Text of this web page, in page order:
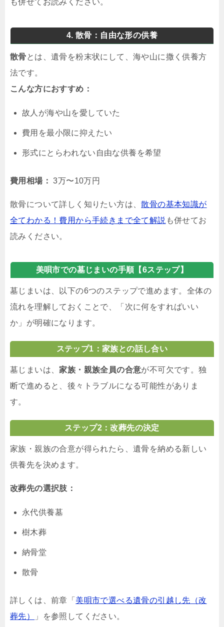
4. 散骨：自由な形の供養
散骨とは、遺骨を粉末状にして、海や山に撒く供養方
法です。
こんな方におすすめ：
故人が海や山を愛していた
費用を最小限に抑えたい
形式にとらわれない自由な供養を希望
費用相場： 3万〜10万円
散骨について詳しく知りたい方は、散骨の基本知識が
全てわかる！費用から手続きまで全て解説 も併せてお
読みください。
美唄市での墓じまいの手順【6ステップ】
墓じまいは、以下の6つのステップで進めます。全体の
流れを理解しておくことで、「次に何をすればいい
か」が明確になります。
ステップ1：家族との話し合い
墓じまいは、 家族・親族全員の合意が不可欠です。独
断で進めると、後々トラブルになる可能性がありま
す。
ステップ2：改葬先の決定
家族・親族の合意が得られたら、遺骨を納める新しい
供養先を決めます。
改葬先の選択肢：
永代供養墓
樹木葬
納骨堂
散骨
詳しくは、前章「 美唄市で選べる遺骨の引越し先（改
葬先）
」を参照してください。